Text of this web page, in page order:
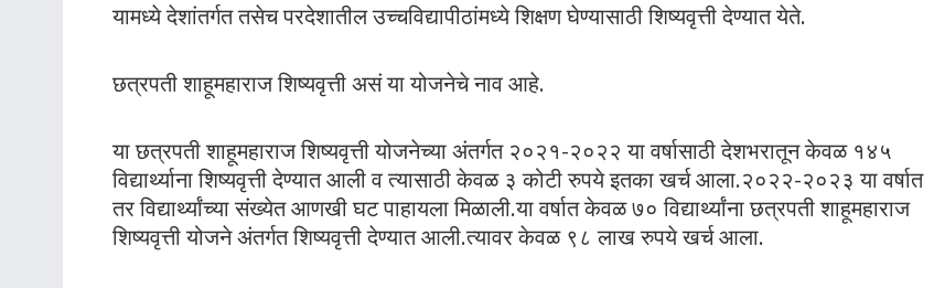
यामध्ये देशांतर्गत तसेच परदेशातील उच्चविद्यापीठांमध्ये शिक्षण घेण्यासाठी शिष्यवृत्ती देण्यात येते.
छत्रपती शाहूमहाराज शिष्यवृत्ती असं या योजनेचे नाव आहे.
या छत्रपती शाहूमहाराज शिष्यवृत्ती योजनेच्या अंतर्गत २०२१-२०२२ या वर्षासाठी देशभरातून केवळ १४५
विद्यार्थ्याना शिष्यवृत्ती देण्यात आली व त्यासाठी केवळ ३ कोटी रुपये इतका खर्च आला.२०२२-२०२३ या वर्षात
तर विद्यार्थ्यांच्या संख्येत आणखी घट पाहायला मिळाली.या वर्षात केवळ ७० विद्यार्थ्यांना छत्रपती शाहूमहाराज
शिष्यवृत्ती योजने अंतर्गत शिष्यवृत्ती देण्यात आली.त्यावर केवळ ९८ लाख रुपये खर्च आला.